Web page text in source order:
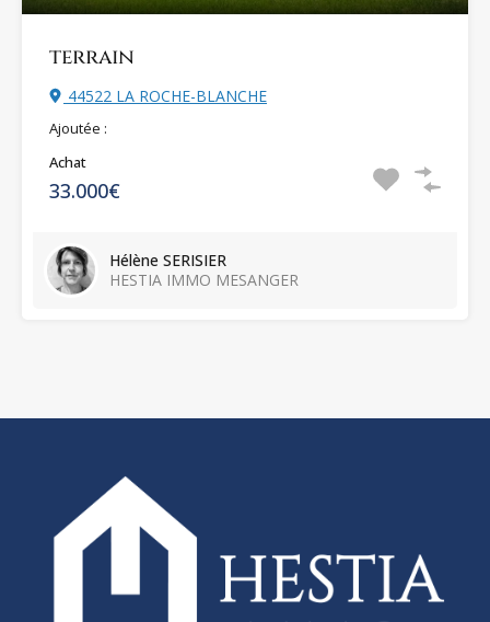
terrain
44522 LA ROCHE-BLANCHE
Ajoutée :
Achat
33.000€
Hélène SERISIER
HESTIA IMMO MESANGER